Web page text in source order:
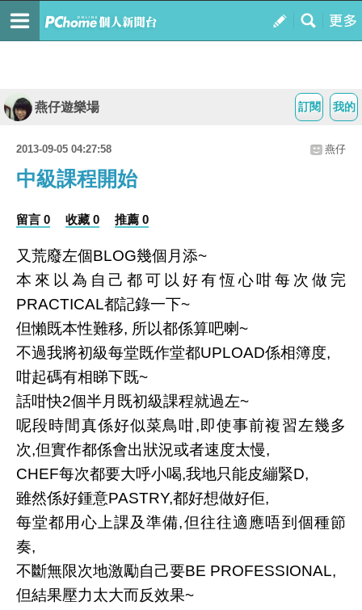
我的
訂閱
燕仔遊樂場
2013-09-05 04:27:58 燕仔
中級課程開始
留言 0 收藏 0 推薦 0
又荒廢左個BLOG幾個月添~
本來以為自己都可以好有恆心咁每次做完
PRACTICAL都記錄一下~
但懶既本性難移, 所以都係算吧喇~
不過我將初級每堂既作堂都UPLOAD係相簿度,
咁起碼有相睇下既~
話咁快2個半月既初級課程就過左~
呢段時間真係好似菜鳥咁,即使事前複習左幾多
次,但實作都係會出狀況或者速度太慢,
CHEF每次都要大呼小喝,我地只能皮繃緊D,
雖然係好鍾意PASTRY,都好想做好佢,
每堂都用心上課及準備,但往往適應唔到個種節
奏,
不斷無限次地激勵自己要BE PROFESSIONAL,
但結果壓力太大而反效果~